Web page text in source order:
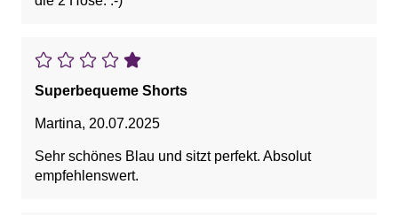
Superbequeme Shorts
Martina, 20.07.2025
Sehr schönes Blau und sitzt perfekt. Absolut
empfehlenswert.